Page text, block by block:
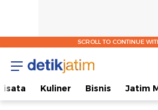
SCROLL TO CONTINUE
Kuliner Bisnis Jatim